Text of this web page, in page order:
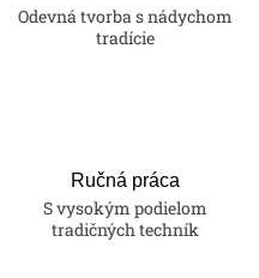
Odevná tvorba s nádychom
tradície
Ručná práca
S vysokým podielom
tradičných techník